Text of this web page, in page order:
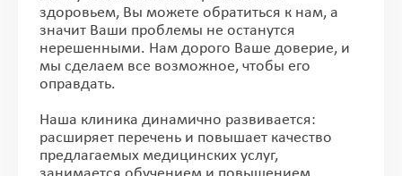
здоровьем, Вы можете обратиться к нам, а
значит Ваши проблемы не останутся
нерешенными. Нам дорого Ваше доверие, и
мы сделаем все возможное, чтобы его
оправдать.
Наша клиника динамично развивается:
расширяет перечень и повышает качество
предлагаемых медицинских услуг,